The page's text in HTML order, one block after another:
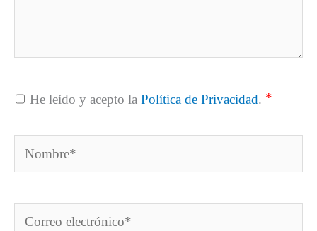
He leído y acepto la Política de Privacidad. *
Nombre*
Correo